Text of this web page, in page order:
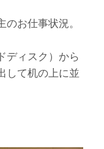
お仕事状況。
ディスク）から
して机の上に並